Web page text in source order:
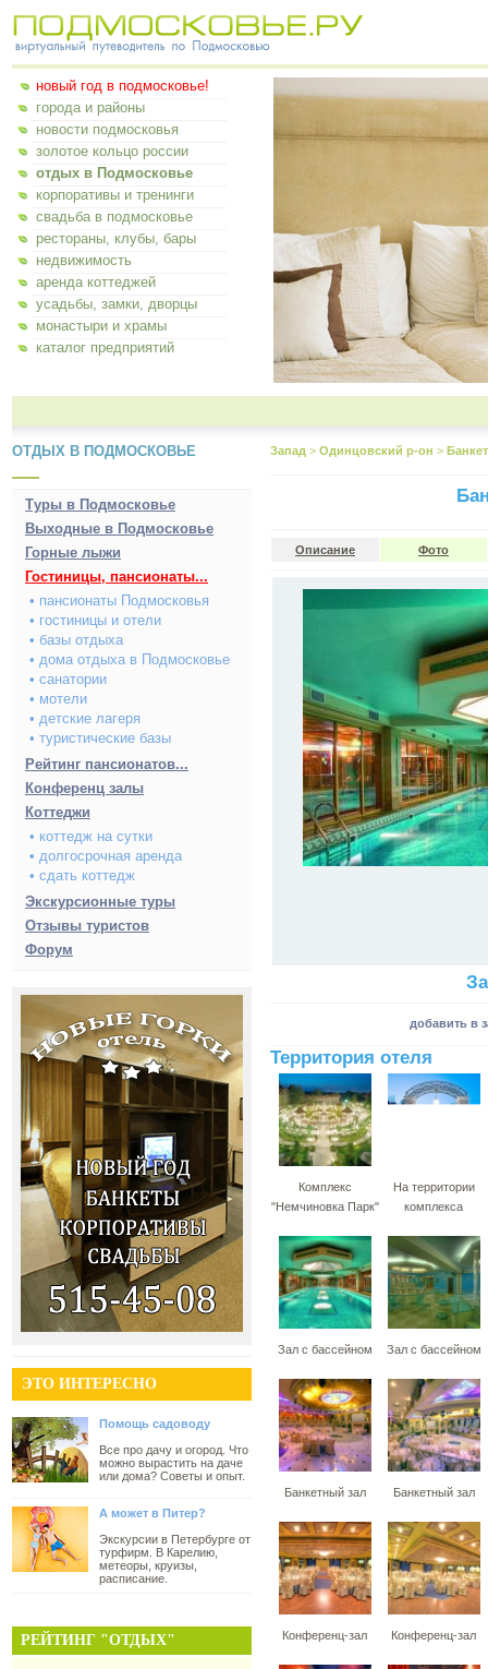
новый год в подмосковье!
города и районы
новости подмосковья
золотое кольцо россии
отдых в Подмосковье
корпоративы и тренинги
свадьба в подмосковье
рестораны, клубы, бары
недвижимость
аренда коттеджей
усадьбы, замки, дворцы
монастыри и храмы
каталог предприятий
ОТДЫХ В ПОДМОСКОВЬЕ
Туры в Подмосковье
Выходные в Подмосковье
Горные лыжи
Гостиницы, пансионаты...
• пансионаты Подмосковья
• гостиницы и отели
• базы отдыха
• дома отдыха в Подмосковье
• санатории
• мотели
• детские лагеря
• туристические базы
Рейтинг пансионатов...
Конференц залы
Коттеджи
• коттедж на сутки
• долгосрочная аренда
• сдать коттедж
Экскурсионные туры
Отзывы туристов
Форум
ЭТО ИНТЕРЕСНО
Помощь садоводу
Все про дачу и огород. Что
можно вырастить на даче
или дома? Советы и опыт.
А может в Питер?
Экскурсии в Петербурге от
турфирм. В Карелию,
метеоры, круизы,
расписание.
РЕЙТИНГ "ОТДЫХ"
Запад > Одинцовский р-он >
Описание Фото
добавить в
Территория отеля
Комплекс
"Немчиновка Парк"
На территории
комплекса
Зал с бассейном Зал с бассейном
Банкетный зал Банкетный зал
Конференц-зал Конференц-зал